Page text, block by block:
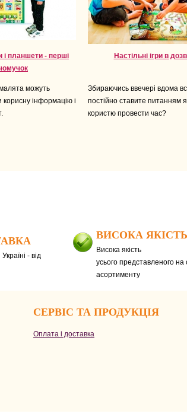
і планшети - перші
можуть
інформацію і
Настільні ігри в
Збираючись ввечері вдома
постійно ставите питанням
користю провести час?
- від
ВИСОКА ЯКІСТЬ
Висока якість
усього представленого на
асортименту
СЕРВІС ТА ПРОДУКЦІЯ
Оплата і доставка